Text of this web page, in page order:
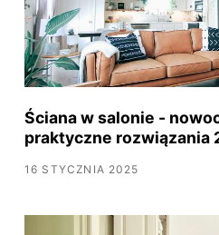
Ściana w salonie -
praktyczne rozwiązania
16 STYCZNIA 2025